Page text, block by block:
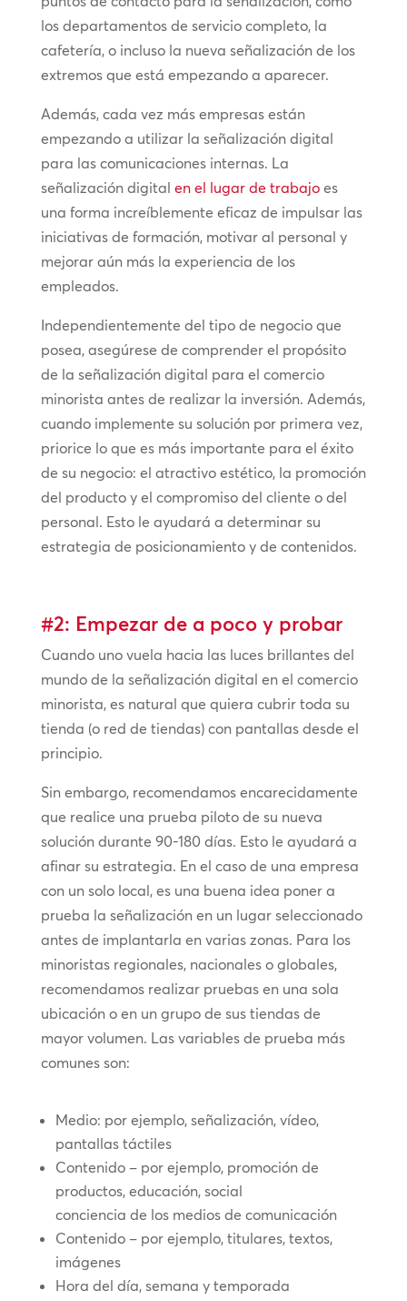
los departamentos de servicio completo, la
cafetería, o incluso la nueva señalización de los
extremos que está empezando a aparecer.
Además, cada vez más empresas están
empezando a utilizar la señalización digital
para las comunicaciones internas. La
señalización digital en el lugar de trabajoes
una forma increíblemente eficaz de impulsar las
iniciativas de formación, motivar al personal y
mejorar aún más la experiencia de los
empleados.
Independientemente del tipo de negocio que
posea, asegúrese de comprender el propósito
de la señalización digital para el comercio
minorista antes de realizar la inversión. Además,
cuando implemente su solución por primera vez,
priorice lo que es más importante para el éxito
de su negocio: el atractivo estético, la promoción
del producto y el compromiso del cliente o del
personal. Esto le ayudará a determinar su
estrategia de posicionamiento y de contenidos.
#2: Empezar de a poco y probar
Cuando uno vuela hacia las luces brillantes del
mundo de la señalización digital en el comercio
minorista, es natural que quiera cubrir toda su
tienda (o red de tiendas) con pantallas desde el
principio.
Sin embargo, recomendamos encarecidamente
que realice una prueba piloto de su nueva
solución durante 90-180 días. Esto le ayudará a
afinar su estrategia. En el caso de una empresa
con un solo local, es una buena idea poner a
prueba la señalización en un lugar seleccionado
antes de implantarla en varias zonas. Para los
minoristas regionales, nacionales o globales,
recomendamos realizar pruebas en una sola
ubicación o en un grupo de sus tiendas de
mayor volumen. Las variables de prueba más
comunes son:
Medio: por ejemplo, señalización, vídeo,
pantallas táctiles
Contenido – por ejemplo, promoción de
productos, educación, social
conciencia de los medios de comunicación
Contenido – por ejemplo, titulares, textos,
imágenes
Hora del día, semana y temporada